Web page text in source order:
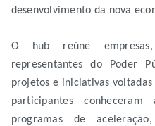
desenvolvimento da nova
O hub reúne
representantes do Poder
projetos e iniciativas
participantes
programas de